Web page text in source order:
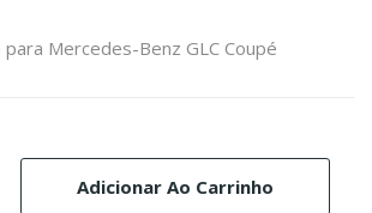
Mercedes-Benz GLC Coupé
Adicionar Ao Carrinho